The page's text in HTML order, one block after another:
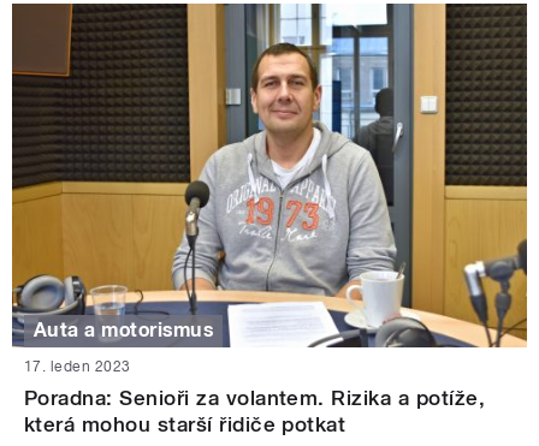
Auta a motorismus
17. leden 2023
Poradna: Senioři za volantem. Rizika a potíže,
která mohou starší řidiče potkat